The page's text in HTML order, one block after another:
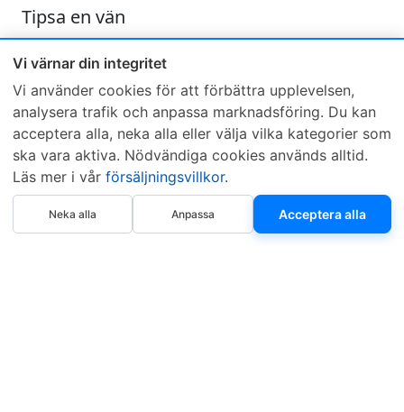
Vi värnar din integritet
Vi använder cookies för att förbättra upplevelsen,
analysera trafik och anpassa marknadsföring. Du kan
acceptera alla, neka alla eller välja vilka kategorier som
ska vara aktiva. Nödvändiga cookies används alltid.
Läs mer i vår försäljningsvillkor.
Neka alla Anpassa Acceptera alla
Köp nu
Tipsa en vän
Skicka ett e-mail och tipsa en vän om denna produkt
Sveriges mest sålda dieselbox
Kontakta KCR
Om KCR/Garantier
Återförsäljare
Sök KCR-box